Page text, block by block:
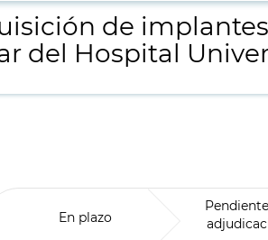
de
del Hospital
En plazo